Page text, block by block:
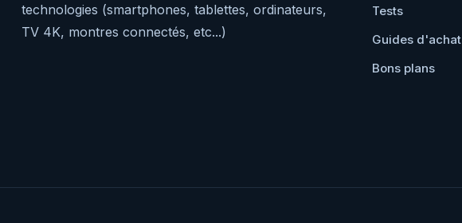
technologies (smartphones, tablettes, ordinateurs,
TV 4K, montres connectés, etc...)
Tests
Guides d'achat
Bons plans